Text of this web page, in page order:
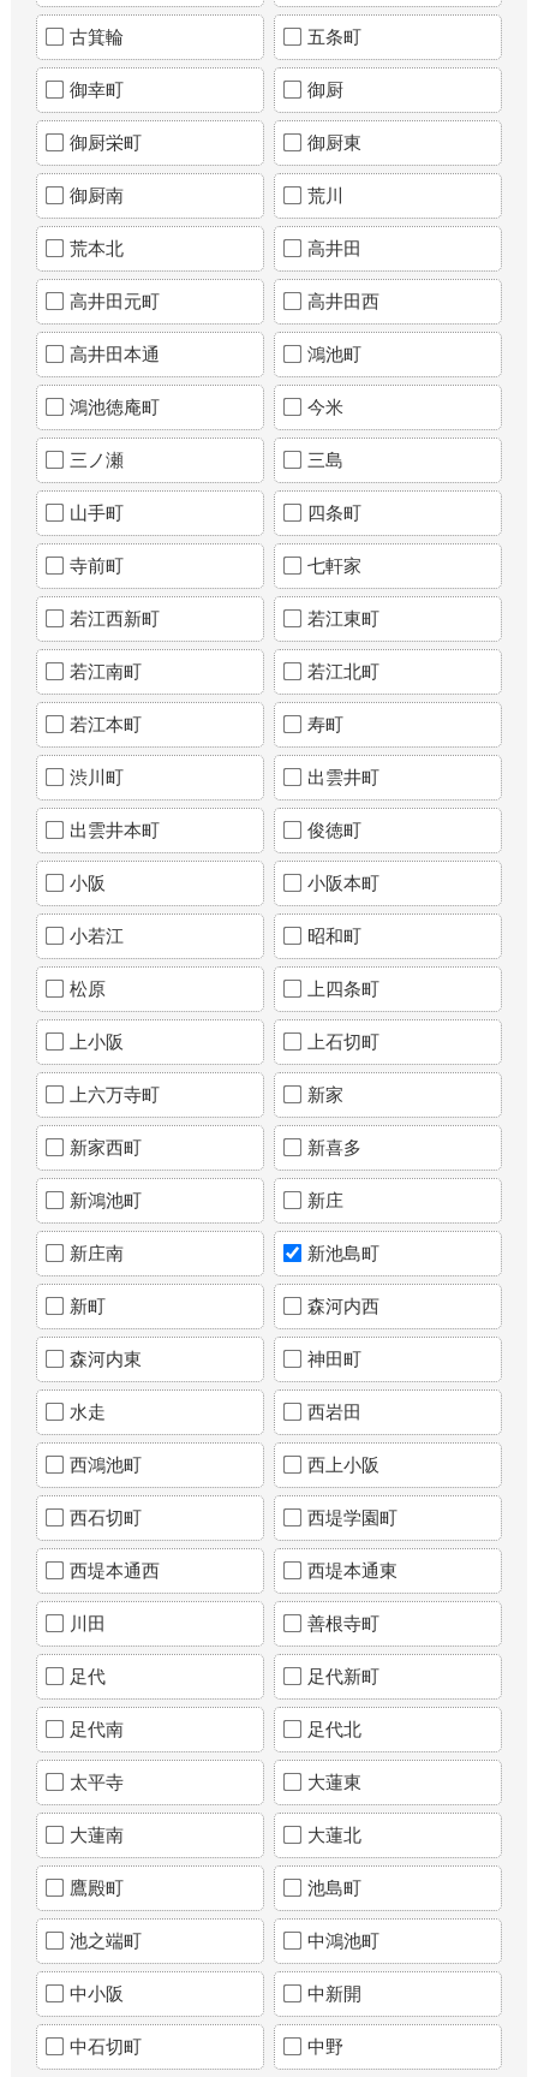
古箕輪 五条町
御幸町 御厨
御厨栄町 御厨東
御厨南 荒川
荒本北 高井田
高井田元町 高井田西
高井田本通 鴻池町
鴻池徳庵町 今米
三ノ瀬 三島
山手町 四条町
寺前町 七軒家
若江西新町 若江東町
若江南町 若江北町
若江本町 寿町
渋川町 出雲井町
出雲井本町 俊徳町
小阪 小阪本町
小若江 昭和町
松原 上四条町
上小阪 上石切町
上六万寺町 新家
新家西町 新喜多
新鴻池町 新庄
新庄南 新池島町
新町 森河内西
森河内東 神田町
水走 西岩田
西鴻池町 西上小阪
西石切町 西堤学園町
西堤本通西 西堤本通東
川田 善根寺町
足代 足代新町
足代南 足代北
太平寺 大蓮東
大蓮南 大蓮北
鷹殿町 池島町
池之端町 中鴻池町
中小阪 中新開
中石切町 中野